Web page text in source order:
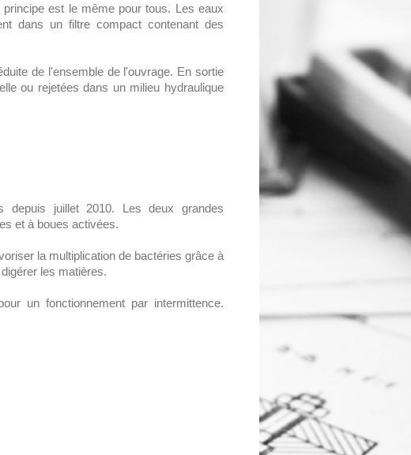
est le même pour tous. Les eaux
dans un filtre compact contenant des
de l'ensemble de l'ouvrage. En sortie
ou rejetées dans un milieu hydraulique
depuis juillet 2010. Les deux grandes
et à boues activées.
la multiplication de bactéries grâce à
les matières.
un fonctionnement par intermittence.